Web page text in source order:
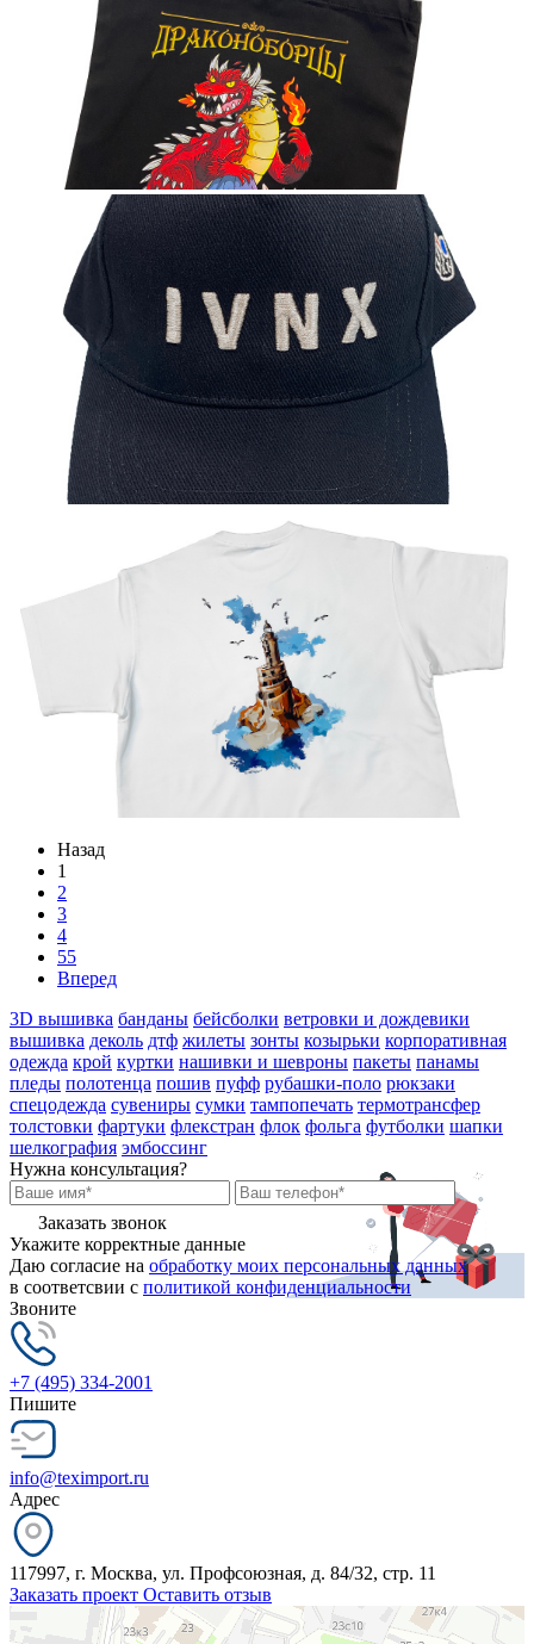
Назад
1
2
3
4
55
Вперед
3D вышивка банданы бейсболки ветровки и дождевики
вышивка деколь дтф жилеты зонты козырьки корпоративная
одежда крой куртки нашивки и шевроны пакеты панамы
пледы полотенца пошив пуфф рубашки-поло рюкзаки
спецодежда сувениры сумки тампопечать термотрансфер
толстовки фартуки флекстран флок фольга футболки шапки
шелкография эмбоссинг
Нужна консультация?
Заказать звонок
Укажите корректные данные
Даю согласие на обработку моих персональных данных
в соответсвии с политикой конфиденциальности
Звоните
+7 (495) 334-2001
Пишите
info@teximport.ru
Адрес
117997, г. Москва, ул. Профсоюзная, д. 84/32, стр. 11
Заказать проект Оставить отзыв